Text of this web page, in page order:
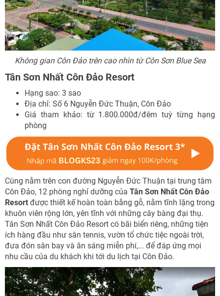
Không gian Côn Đảo trên cao nhìn từ Côn Sơn Blue Sea
Tân Sơn Nhất Côn Đảo Resort
Hạng sao: 3 sao
Địa chỉ: Số 6 Nguyễn Đức Thuận, Côn Đảo
Giá tham khảo: từ 1.800.000đ/đêm tuỳ từng hạng
phòng
Cùng nằm trên con đường Nguyễn Đức Thuận tại trung tâm
Côn Đảo, 12 phòng nghỉ dưỡng của Tân Sơn Nhất Côn Đảo
Resort được thiết kế hoàn toàn bằng gỗ, nằm tĩnh lặng trong
khuôn viên rộng lớn, yên tĩnh với những cây bàng đại thụ.
Tân Sơn Nhất Côn Đảo Resort có bãi biển riêng, những tiện
ích hàng đầu như sân tennis, vườn tổ chức tiệc ngoài trời,
đưa đón sân bay và ăn sáng miễn phí,... để đáp ứng mọi
nhu cầu của du khách khi tới du lịch tại Côn Đảo.